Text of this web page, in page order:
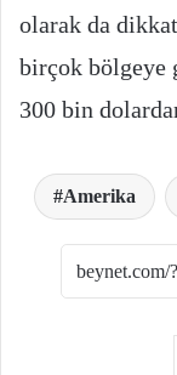
olarak da
birçok bölgeye
300 bin
Amerika